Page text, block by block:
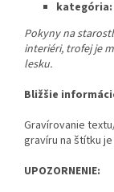
kategória:
Pokyny na
interiéri, trofej je
lesku.
Bližšie
Gravírovanie
gravíru na štítku
UPOZORNENIE: